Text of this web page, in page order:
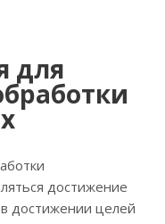
для
достижение
достижении целей